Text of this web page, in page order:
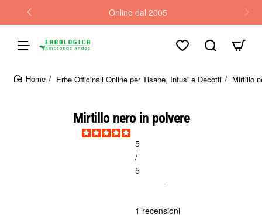
Online dal 2005
Mirtillo nero in polvere
5
/
5
-
1 recensioni
Erbe Officinali Online per Tisane, Infusi e Decotti Mirtillo